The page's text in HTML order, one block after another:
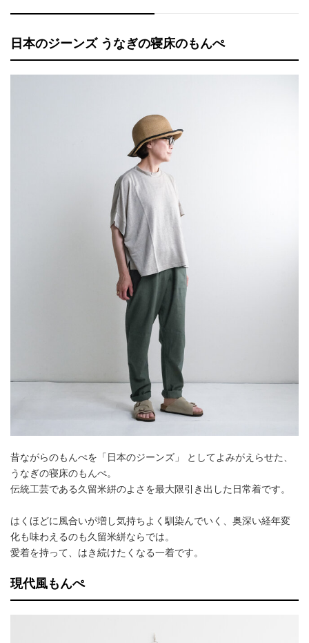
日本のジーンズ うなぎの寝床のもんぺ
昔ながらのもんぺを「日本のジーンズ」 としてよみがえらせた、
うなぎの寝床のもんぺ。
伝統工芸である久留米絣のよさを最大限引き出した日常着です。
はくほどに風合いが増し気持ちよく馴染んでいく、奥深い経年変
化も味わえるのも久留米絣ならでは。
愛着を持って、はき続けたくなる一着です。
現代風もんぺ